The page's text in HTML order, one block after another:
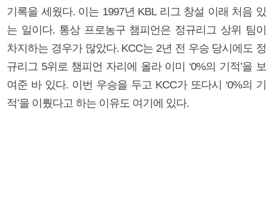
기록을 세웠다. 이는 1997년 KBL 리그 창설 이래 처음 있
는 일이다. 통상 프로농구 챔피언은 정규리그 상위 팀이
차지하는 경우가 많았다. KCC는 2년 전 우승 당시에도 정
규리그 5위로 챔피언 자리에 올라 이미 ‘0%의 기적’을 보
여준 바 있다. 이번 우승을 두고 KCC가 또다시 ‘0%의 기
적’을 이뤘다고 하는 이유도 여기에 있다.